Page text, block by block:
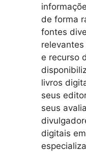
de forma
fontes
e recurso
livros
seus
seus
digitais